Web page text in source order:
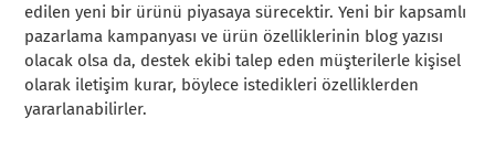
edilen yeni bir ürünü piyasaya sürecektir. Yeni bir kapsamlı
pazarlama kampanyası ve ürün özelliklerinin blog yazısı
olacak olsa da, destek ekibi talep eden müşterilerle kişisel
olarak iletişim kurar, böylece istedikleri özelliklerden
yararlanabilirler.